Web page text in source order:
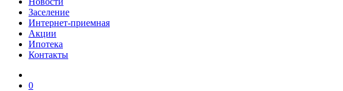
Заселение
Интернет-приемная
Акции
Ипотека
Контакты
0